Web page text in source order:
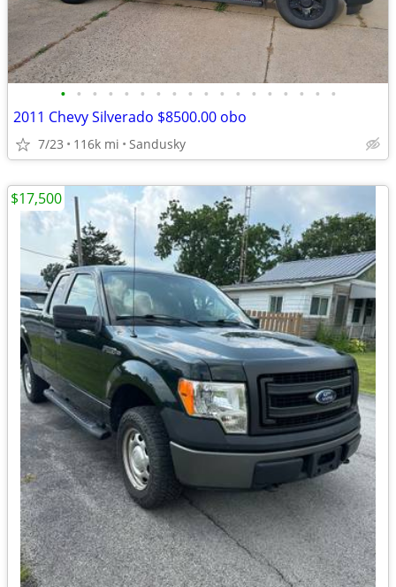
• • • • • • • • • • • • • • • • • •
2011 Chevy Silverado $8500.00 obo
7/23 116k mi Sandusky
$17,500